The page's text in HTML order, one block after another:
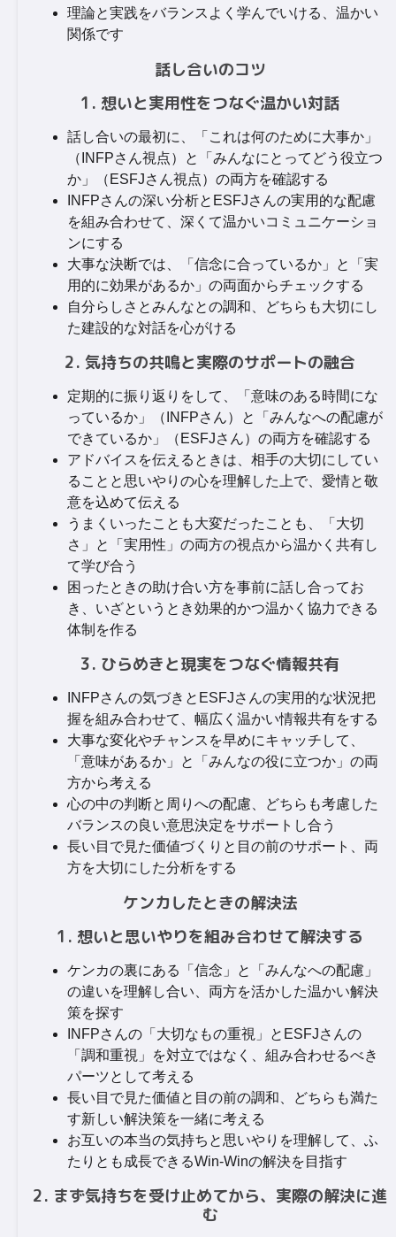
理論と実践をバランスよく学んでいける、温かい
関係です
話し合いのコツ
1. 想いと実用性をつなぐ温かい対話
話し合いの最初に、「これは何のために大事か」
（INFPさん視点）と「みんなにとってどう役立つ
か」（ESFJさん視点）の両方を確認する
INFPさんの深い分析とESFJさんの実用的な配慮
を組み合わせて、深くて温かいコミュニケーショ
ンにする
大事な決断では、「信念に合っているか」と「実
用的に効果があるか」の両面からチェックする
自分らしさとみんなとの調和、どちらも大切にし
た建設的な対話を心がける
2. 気持ちの共鳴と実際のサポートの融合
定期的に振り返りをして、「意味のある時間にな
っているか」（INFPさん）と「みんなへの配慮が
できているか」（ESFJさん）の両方を確認する
アドバイスを伝えるときは、相手の大切にしてい
ることと思いやりの心を理解した上で、愛情と敬
意を込めて伝える
うまくいったことも大変だったことも、「大切
さ」と「実用性」の両方の視点から温かく共有し
て学び合う
困ったときの助け合い方を事前に話し合ってお
き、いざというとき効果的かつ温かく協力できる
体制を作る
3. ひらめきと現実をつなぐ情報共有
INFPさんの気づきとESFJさんの実用的な状況把
握を組み合わせて、幅広く温かい情報共有をする
大事な変化やチャンスを早めにキャッチして、
「意味があるか」と「みんなの役に立つか」の両
方から考える
心の中の判断と周りへの配慮、どちらも考慮した
バランスの良い意思決定をサポートし合う
長い目で見た価値づくりと目の前のサポート、両
方を大切にした分析をする
ケンカしたときの解決法
1. 想いと思いやりを組み合わせて解決する
ケンカの裏にある「信念」と「みんなへの配慮」
の違いを理解し合い、両方を活かした温かい解決
策を探す
INFPさんの「大切なもの重視」とESFJさんの
「調和重視」を対立ではなく、組み合わせるべき
パーツとして考える
長い目で見た価値と目の前の調和、どちらも満た
す新しい解決策を一緒に考える
お互いの本当の気持ちと思いやりを理解して、ふ
たりとも成長できるWin-Winの解決を目指す
2. まず気持ちを受け止めてから、実際の解決に進
む